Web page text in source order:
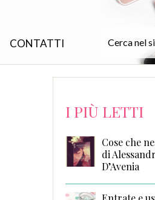
CONTATTI
I PIÙ LETTI
Cose che
di
D’Avenia